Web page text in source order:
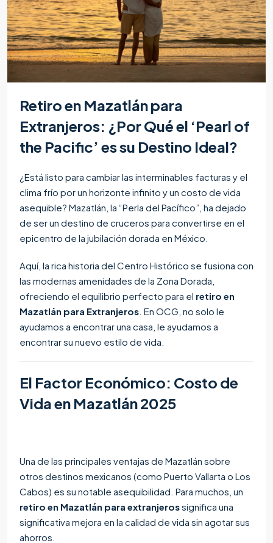
Retiro en Mazatlán para
Extranjeros: ¿Por Qué el ‘Pearl of
the Pacific’ es su Destino Ideal?
¿Está listo para cambiar las interminables facturas y el
clima frío por un horizonte infinito y un costo de vida
asequible? Mazatlán, la “Perla del Pacífico”, ha dejado
de ser un destino de cruceros para convertirse en el
epicentro de la jubilación dorada en México.
Aquí, la rica historia del Centro Histórico se fusiona con
las modernas amenidades de la Zona Dorada,
ofreciendo el equilibrio perfecto para el retiro en
Mazatlán para Extranjeros . En OCG, no solo le
ayudamos a encontrar una casa, le ayudamos a
encontrar su nuevo estilo de vida.
El Factor Económico: Costo de
Vida en Mazatlán 2025
Una de las principales ventajas de Mazatlán sobre
otros destinos mexicanos (como Puerto Vallarta o Los
Cabos) es su notable asequibilidad. Para muchos, un
retiro en Mazatlán para extranjerossignifica una
significativa mejora en la calidad de vida sin agotar sus
ahorros.